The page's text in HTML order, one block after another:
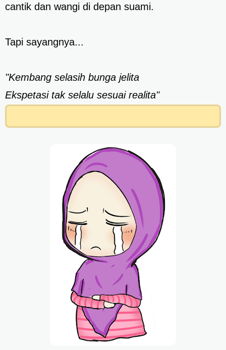
cantik dan wangi di depan suami.
Tapi sayangnya...
"Kembang selasih bunga jelita
Ekspetasi tak selalu sesuai realita"